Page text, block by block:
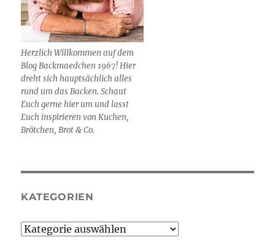
Herzlich Willkommen auf dem
Blog Backmaedchen 1967! Hier
dreht sich hauptsächlich alles
rund um das Backen. Schaut
Euch gerne hier um und lasst
Euch inspirieren von Kuchen,
Brötchen, Brot & Co.
KATEGORIEN
Kategorien